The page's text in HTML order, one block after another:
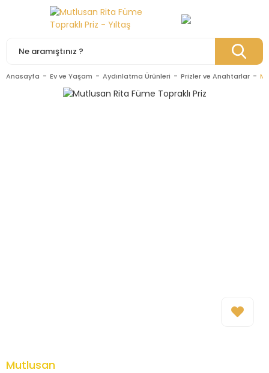
Anasayfa Ev ve Yaşam Aydınlatma Ürünleri Prizler ve Anahtarlar
Mutlusan